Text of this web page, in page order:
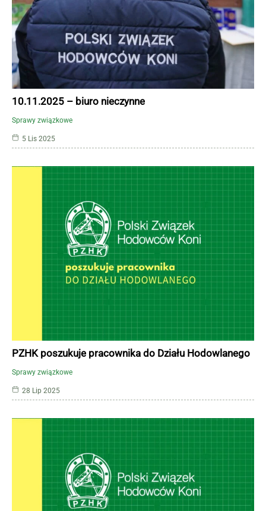
Sprawy związkowe
10.11.2025 – biuro nieczynne
5 Lis 2025
Sprawy związkowe
PZHK poszukuje pracownika do Działu Hodowlanego
28 Lip 2025